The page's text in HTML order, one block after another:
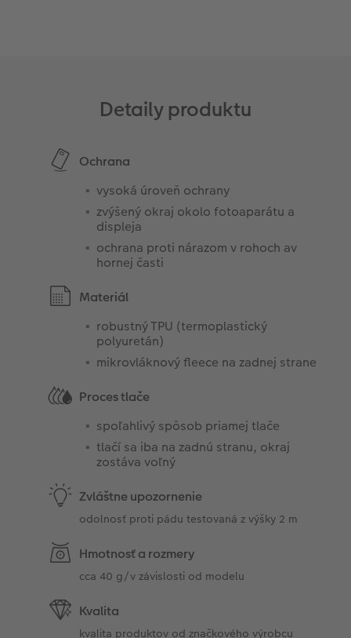
Detaily produktu
Ochrana
vysoká úroveň ochrany
zvýšený okraj okolo fotoaparátu a
displeja
ochrana proti nárazom v rohoch av
hornej časti
Materiál
robustný TPU (termoplastický
polyuretán)
mikrovláknový fleece na zadnej strane
Proces tlače
spoľahlivý spôsob priamej tlače
tlačí sa iba na zadnú stranu, okraj
zostáva voľný
Zvláštne upozornenie
odolnosť proti pádu testovaná z výšky 2 m
Hmotnosť a rozmery
cca 40 g/v závislosti od modelu
Kvalita
kvalita produktov od značkového výrobcu